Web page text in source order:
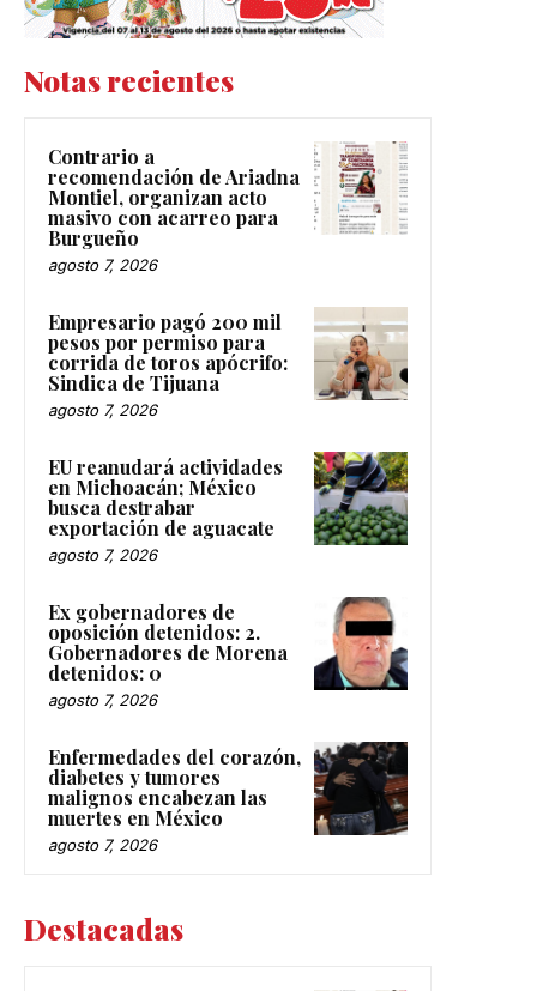
Notas recientes
Contrario a
recomendación de Ariadna
Montiel, organizan acto
masivo con acarreo para
Burgueño
agosto 7, 2026
Empresario pagó 200 mil
pesos por permiso para
corrida de toros apócrifo:
Sindica de Tijuana
agosto 7, 2026
EU reanudará actividades
en Michoacán; México
busca destrabar
exportación de aguacate
agosto 7, 2026
Ex gobernadores de
oposición detenidos: 2.
Gobernadores de Morena
detenidos: 0
agosto 7, 2026
Enfermedades del corazón,
diabetes y tumores
malignos encabezan las
muertes en México
agosto 7, 2026
Destacadas